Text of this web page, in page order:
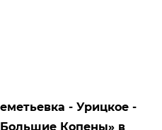
- Урицкое -
Копены» в